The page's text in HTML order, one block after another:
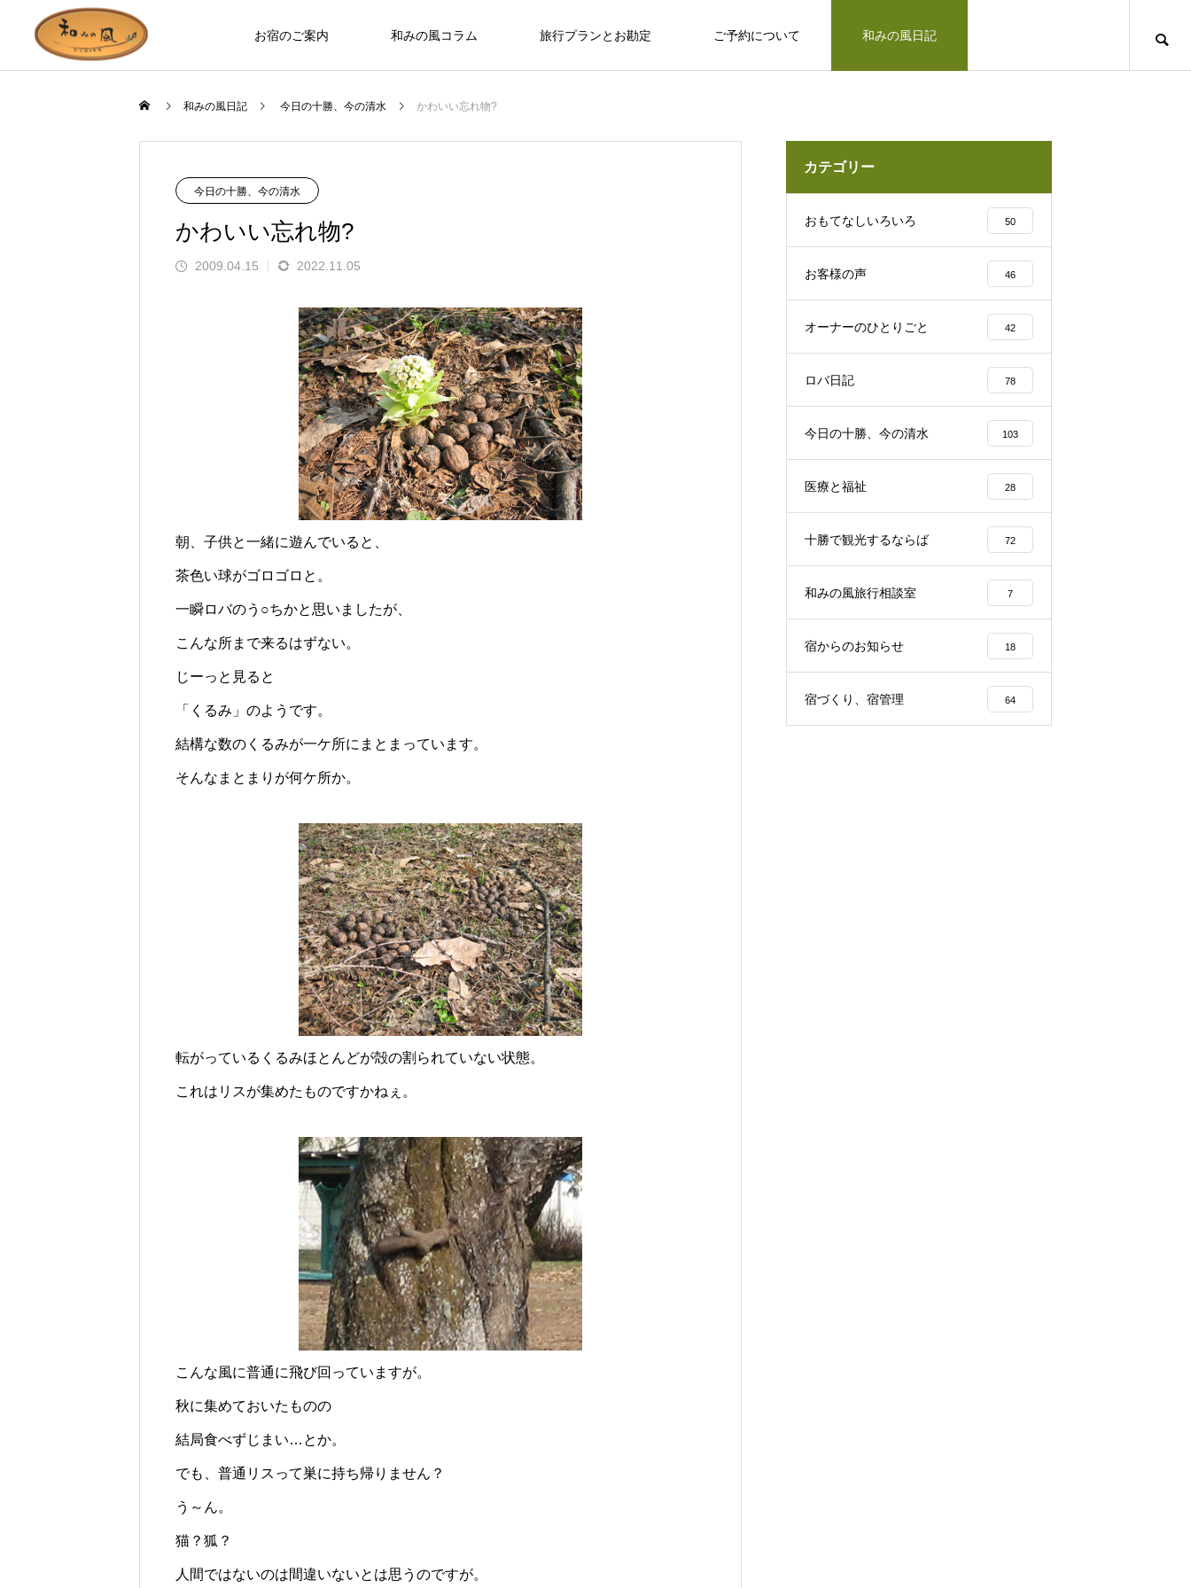
お宿のご案内 和みの風コラム 旅行プランとお勘定 ご予約について 和みの風日記
お部屋やホールなど、木の温もりを感
じられる時間のために
お野菜、乳製品、お肉…十勝のめぐみ
をご紹介
和みの風への道のりとご連絡方法はこ
誰もが知っているのに見た人は少ない動物、
ロバの暮らしと魅力とは？
広大な自然？ セグウェイ？ だけじゃない十
勝千年の森の見どころ
「リトリートできた気がします」とお客様の
声、その理由は…？
凛とした空気の佇まい、帯広神社と花手
水2025
十勝で観光するならば
なんぷアドベンチャーパークは余裕を持
った寄り道がおすすめ
北海道上士幌町こども園 ほろんが保育
園留学で注目される理由とは？
和みの風日記 今日の十勝、今の清水 かわいい忘れ物?
今日の十勝、今の清水
かわいい忘れ物?
2009.04.15 2022.11.05
朝、子供と一緒に遊んでいると、
茶色い球がゴロゴロと。
一瞬ロバのう○ちかと思いましたが、
こんな所まで来るはずない。
じーっと見ると
「くるみ」のようです。
結構な数のくるみが一ケ所にまとまっています。
そんなまとまりが何ケ所か。
転がっているくるみほとんどが殻の割られていない状態。
これはリスが集めたものですかねぇ。
こんな風に普通に飛び回っていますが。
秋に集めておいたものの
結局食べずじまい…とか。
でも、普通リスって巣に持ち帰りません？
う～ん。
猫？狐？
人間ではないのは間違いないとは思うのですが。
カテゴリー
おもてなしいろいろ 50
お客様の声 46
オーナーのひとりごと 42
ロバ日記 78
今日の十勝、今の清水 103
医療と福祉 28
十勝で観光するならば 72
和みの風旅行相談室 7
宿からのお知らせ 18
宿づくり、宿管理 64